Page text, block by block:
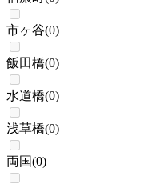
市ヶ谷(0)
飯田橋(0)
水道橋(0)
浅草橋(0)
両国(0)